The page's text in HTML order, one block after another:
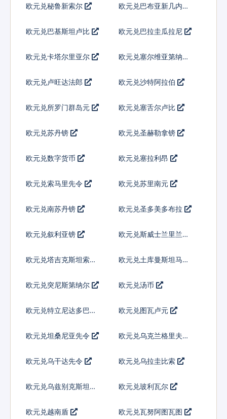
欧元兑秘鲁新索尔
欧元兑巴布亚新几内亚
欧元兑巴基斯坦卢比 欧元兑巴拉圭瓜拉尼
欧元兑卡塔尔里亚尔 欧元兑塞尔维亚第纳尔
欧元兑卢旺达法郎 欧元兑沙特阿拉伯
欧元兑所罗门群岛元 欧元兑塞舌尔卢比
欧元兑苏丹镑 欧元兑圣赫勒拿镑
欧元兑数字货币 欧元兑塞拉利昂
欧元兑索马里先令 欧元兑苏里南元
欧元兑南苏丹镑 欧元兑圣多美多布拉
欧元兑叙利亚镑
欧元兑斯威士兰里兰吉
欧元兑塔吉克斯坦索莫
欧元兑土库曼斯坦马纳
欧元兑突尼斯第纳尔 欧元兑汤币
欧元兑特立尼达多巴哥
欧元兑图瓦卢元
欧元兑坦桑尼亚先令 欧元兑乌克兰格里夫纳
欧元兑乌干达先令 欧元兑乌拉圭比索
欧元兑乌兹别克斯坦索
欧元兑玻利瓦尔
欧元兑越南盾 欧元兑瓦努阿图瓦图